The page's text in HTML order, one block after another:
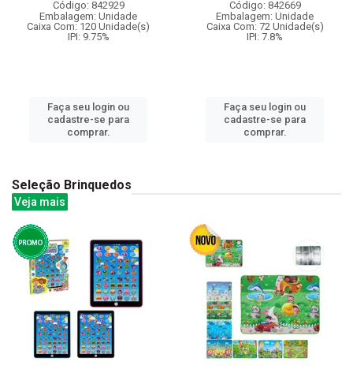
Código: 842929
Embalagem: Unidade
Caixa Com: 120 Unidade(s)
IPI: 9.75%
Faça seu login ou
cadastre-se para
comprar.
Código: 842669
Embalagem: Unidade
Caixa Com: 72 Unidade(s)
IPI: 7.8%
Faça seu login ou
cadastre-se para
comprar.
Seleção Brinquedos
Veja mais